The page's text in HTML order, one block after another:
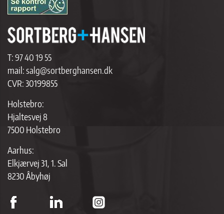
T:97 40 19 55
mail:salg@sortberghansen.dk
CVR: 30199855
Holstebro:
Hjaltesvej 8
7500 Holstebro
Aarhus:
Elkjærvej 31, 1. Sal
8230 Åbyhøj